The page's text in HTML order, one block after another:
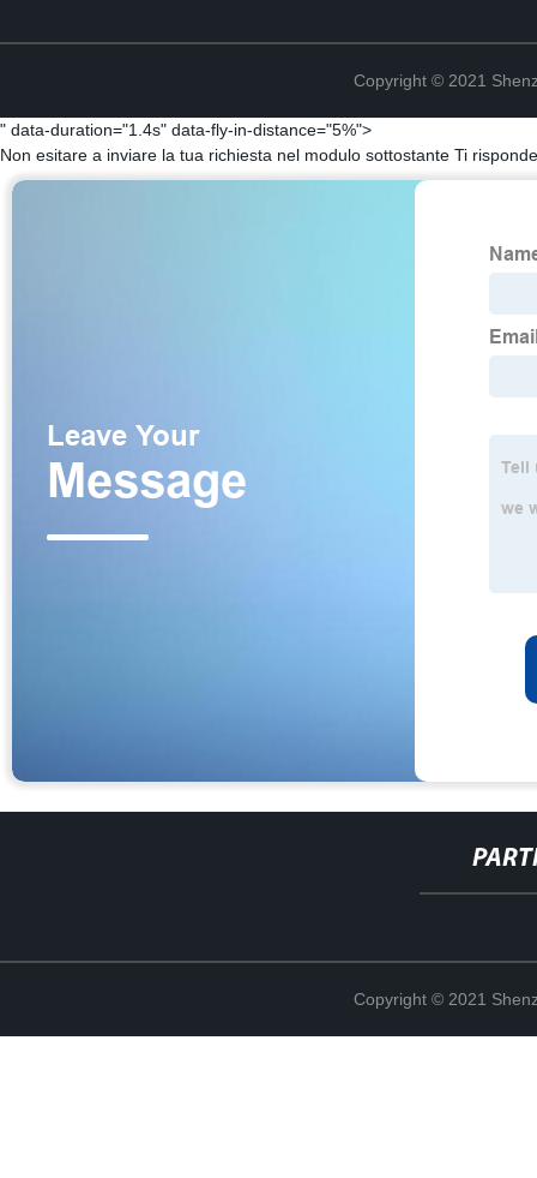
Copyright © 2021
" data-duration="1.4s" data-fly-in-distance="5%">
Non esitare a inviare la tua richiesta nel modulo sottostante Ti
Copyright © 2021